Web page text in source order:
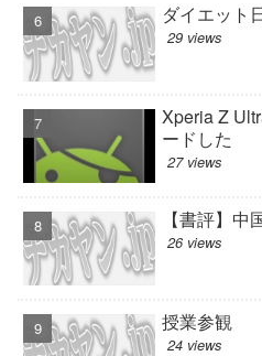
ダイエット
29 views
Xperia Z
ードした
27 views
【書評】中
26 views
授業参観
24 views